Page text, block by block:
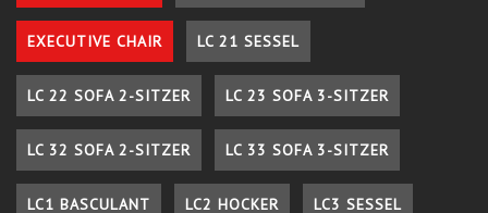
EXECUTIVE CHAIR LC 21 SESSEL
LC 22 SOFA 2-SITZER LC 23 SOFA 3-SITZER
LC 32 SOFA 2-SITZER LC 33 SOFA 3-SITZER
LC1 BASCULANT LC2 HOCKER LC3 SESSEL